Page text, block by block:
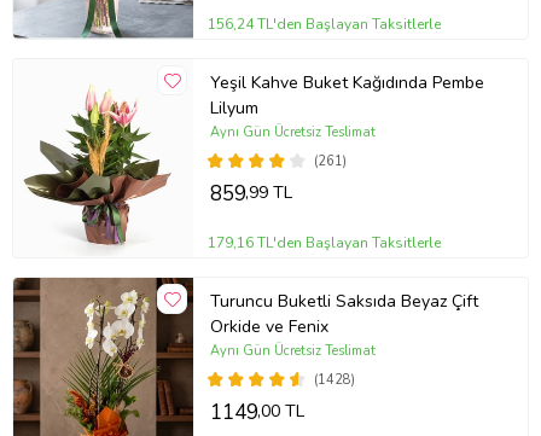
156,24 TL'den Başlayan Taksitlerle
Yeşil Kahve Buket Kağıdında Pembe
Lilyum
(261)
Aynı Gün Ücretsiz Teslimat
859,99 TL
179,16 TL'den Başlayan Taksitlerle
Turuncu Buketli Saksıda Beyaz Çift
Orkide ve Fenix
(1428)
Aynı Gün Ücretsiz Teslimat
1149,00 TL